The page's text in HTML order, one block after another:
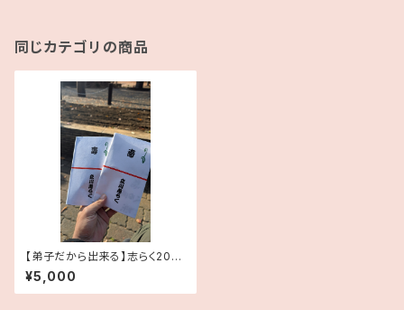
同じカテゴリの商品
【弟子だから出来る】志らく2025
年手拭い2本セット【思い出の
品】
¥5,000